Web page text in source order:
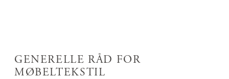
GENERELLE RÅD FOR
MØBELTEKSTIL